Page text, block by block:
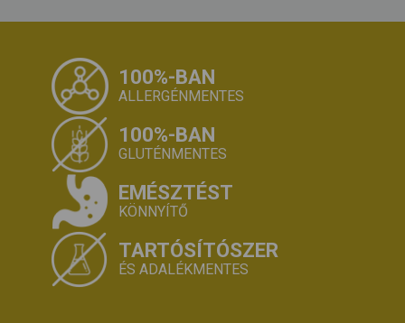
100%-BAN
ALLERGÉNMENTES
100%-BAN
GLUTÉNMENTES
EMÉSZTÉST
KÖNNYÍTŐ
TARTÓSÍTÓSZER
ÉS ADALÉKMENTES